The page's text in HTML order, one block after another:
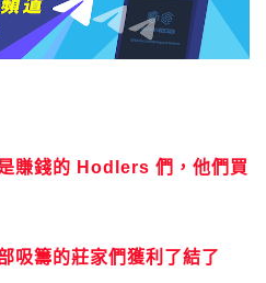
賺錢的 Hodlers 們，他們買
吸籌的莊家們獲利了結了